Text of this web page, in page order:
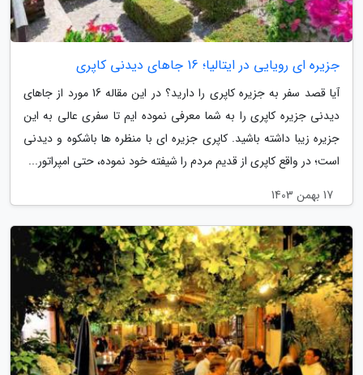
جزیره ای رویایی در ایتالیا؛ 16 جاهای دیدنی کاپری
آیا قصد سفر به جزیره کاپری را دارید؟ در این مقاله 16 مورد از جاهای
دیدنی جزیره کاپری را به شما معرفی نموده ایم تا سفری عالی به این
جزیره زیبا داشته باشید. کاپری جزیره ای با منظره ها باشکوه و دیدنی
است؛ در واقع کاپری از قدیم مردم را شیفته خود نموده، حتی امپراتور...
17 بهمن 1403